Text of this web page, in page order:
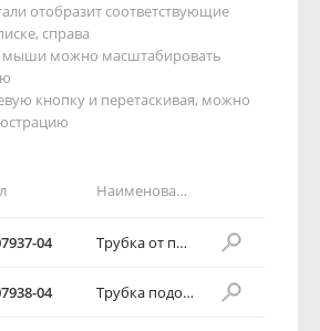
Наименование детали
04 Трубка от полуавтоматического устройства карбюратора к блоку подогрева карбюратора
04 Трубка подогрева дроссельного патрубка подводящая
отобразит соответствующие
справа
мыши можно масштабировать
кнопку и перетаскивая, можно